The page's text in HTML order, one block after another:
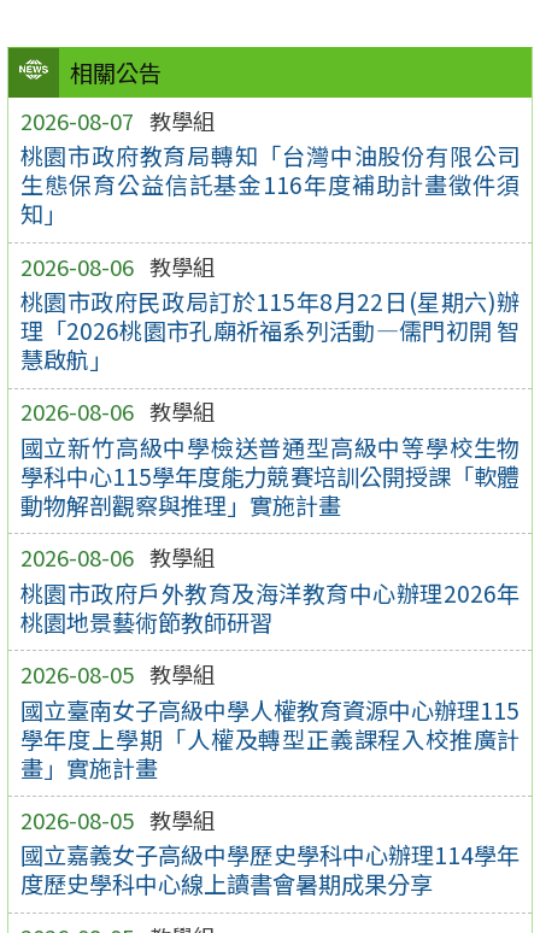
相關公告
2026-08-07 教學組
桃園市政府教育局轉知「台灣中油股份有限公司
生態保育公益信託基金116年度補助計畫徵件須
知」
2026-08-06 教學組
桃園市政府民政局訂於115年8月22日(星期六)辦
理「2026桃園市孔廟祈福系列活動—儒門初開 智
慧啟航」
2026-08-06 教學組
國立新竹高級中學檢送普通型高級中等學校生物
學科中心115學年度能力競賽培訓公開授課「軟體
動物解剖觀察與推理」實施計畫
2026-08-06 教學組
桃園市政府戶外教育及海洋教育中心辦理2026年
桃園地景藝術節教師研習
2026-08-05 教學組
國立臺南女子高級中學人權教育資源中心辦理115
學年度上學期「人權及轉型正義課程入校推廣計
畫」實施計畫
2026-08-05 教學組
國立嘉義女子高級中學歷史學科中心辦理114學年
度歷史學科中心線上讀書會暑期成果分享